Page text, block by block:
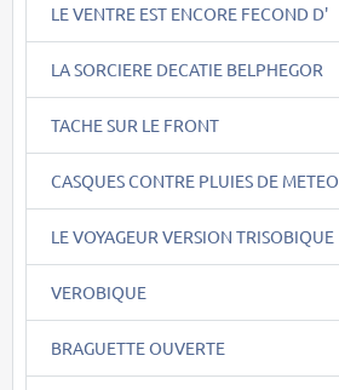
LE VENTRE EST ENCORE FECOND D'
LA SORCIERE DECATIE BELPHEGOR
TACHE SUR LE FRONT
CASQUES CONTRE PLUIES DE METEO
LE VOYAGEUR VERSION TRISOBIQUE
VEROBIQUE
BRAGUETTE OUVERTE